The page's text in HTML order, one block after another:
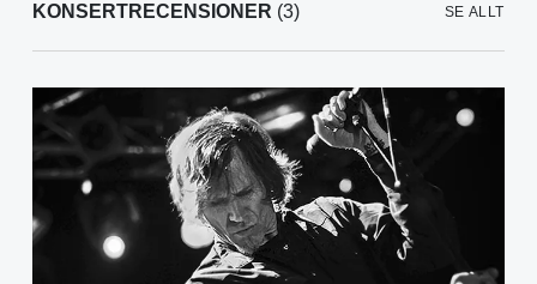
KONSERTRECENSIONER (3) SE ALLT